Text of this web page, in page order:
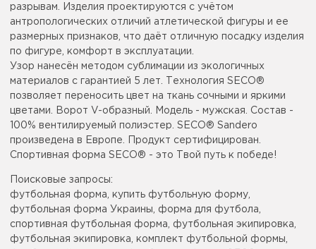
разрывам. Изделия проектируются с учётом
антропологических отличий атлетической фигуры и ее
размерных признаков, что даёт отличную посадку изделия
по фигуре, комфорт в эксплуатации.
Узор нанесён методом сублимации из экологичных
материалов с гарантией 5 лет. Технология SECO®
позволяет переносить цвет на ткань сочными и яркими
цветами. Ворот V-образный. Модель - мужская. Состав -
100% вентилируемый полиэстер. SECO® Sandero
произведена в Европе. Продукт сертифицирован.
Спортивная форма SECO® - это Твой путь к победе!
Поисковые запросы:
футбольная форма, купить футбольную форму,
футбольная форма Украины, форма для футбола,
спортивная футбольная форма, футбольная экипировка,
футбольная экипировка, комплект футбольной формы,